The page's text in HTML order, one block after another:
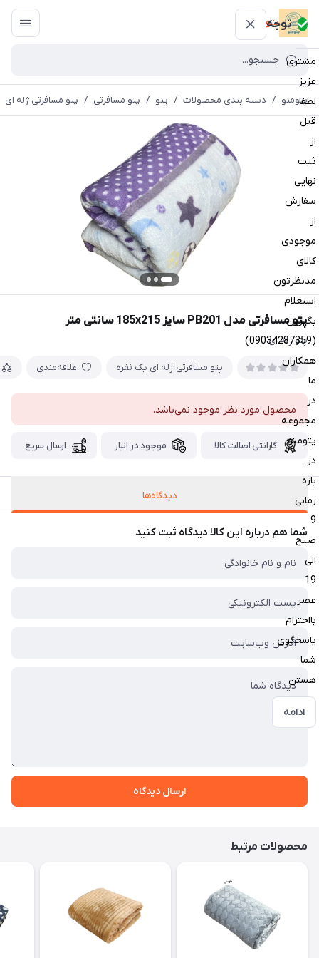
توجه
مشتری
عزیز
لطفا
قبل
از
ثبت
نهایی
سفارش
از
موجودی
کالای
مدنظرتون
استعلام
بگیرین
(09034287359)
همکاران
ما
در
مجموعه
پتومتو
در
بازه
زمانی
9
صبح
الی
19
عصر
بااحترام
پاسخگوی
شما
هستن
ادامه
پتومتو
پتومتو / دسته بندی محصولات / پتو / پتو مسافرتی / پتو مسافرتی ژله ای
پتو مسافرتی مدل PB201 سایز 185x215 سانتی متر
پتو ژله ای
پتو مسافرتی ژله ای یک نفره علاقه‌مندی
محصول مورد نظر موجود نمی‌باشد.
گارانتی اصالت کالا موجود در انبار ارسال سریع
دیدگاه‌ها
شما هم درباره این کالا دیدگاه ثبت کنید
ارسال دیدگاه
محصولات مرتبط